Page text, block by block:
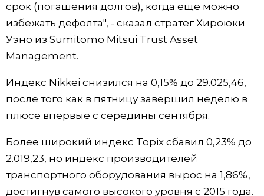
срок (погашения долгов), когда еще можно
избежать дефолта", - сказал стратег Хироюки
Уэно из Sumitomo Mitsui Trust Asset
Management.
Индекс Nikkei снизился на 0,15% до 29.025,46,
после того как в пятницу завершил неделю в
плюсе впервые с середины сентября.
Более широкий индекс Topix сбавил 0,23% до
2.019,23, но индекс производителей
транспортного оборудования вырос на 1,86%,
достигнув самого высокого уровня с 2015 года.